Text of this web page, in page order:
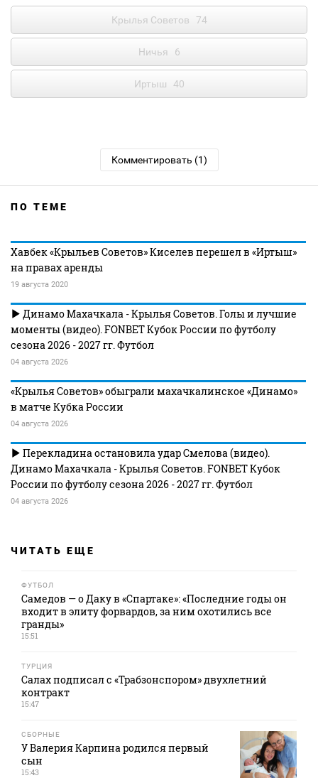
Крылья Советов 74
Ничья 6
Иртыш 40
Комментировать (1)
ПО ТЕМЕ
Хавбек «Крыльев Советов» Киселев перешел в «Иртыш»
на правах аренды
19 августа 2020
Динамо Махачкала - Крылья Советов. Голы и лучшие
моменты (видео). FONBET Кубок России по футболу
сезона 2026 - 2027 гг. Футбол
04 августа 2026
«Крылья Советов» обыграли махачкалинское «Динамо»
в матче Кубка России
04 августа 2026
Перекладина остановила удар Смелова (видео).
Динамо Махачкала - Крылья Советов. FONBET Кубок
России по футболу сезона 2026 - 2027 гг. Футбол
04 августа 2026
ЧИТАТЬ ЕЩЕ
ФУТБОЛ
Самедов — о Даку в «Спартаке»: «Последние годы он
входит в элиту форвардов, за ним охотились все
гранды»
15:51
ТУРЦИЯ
Салах подписал с «Трабзонспором» двухлетний
контракт
15:47
СБОРНЫЕ
У Валерия Карпина родился первый
сын
15:43